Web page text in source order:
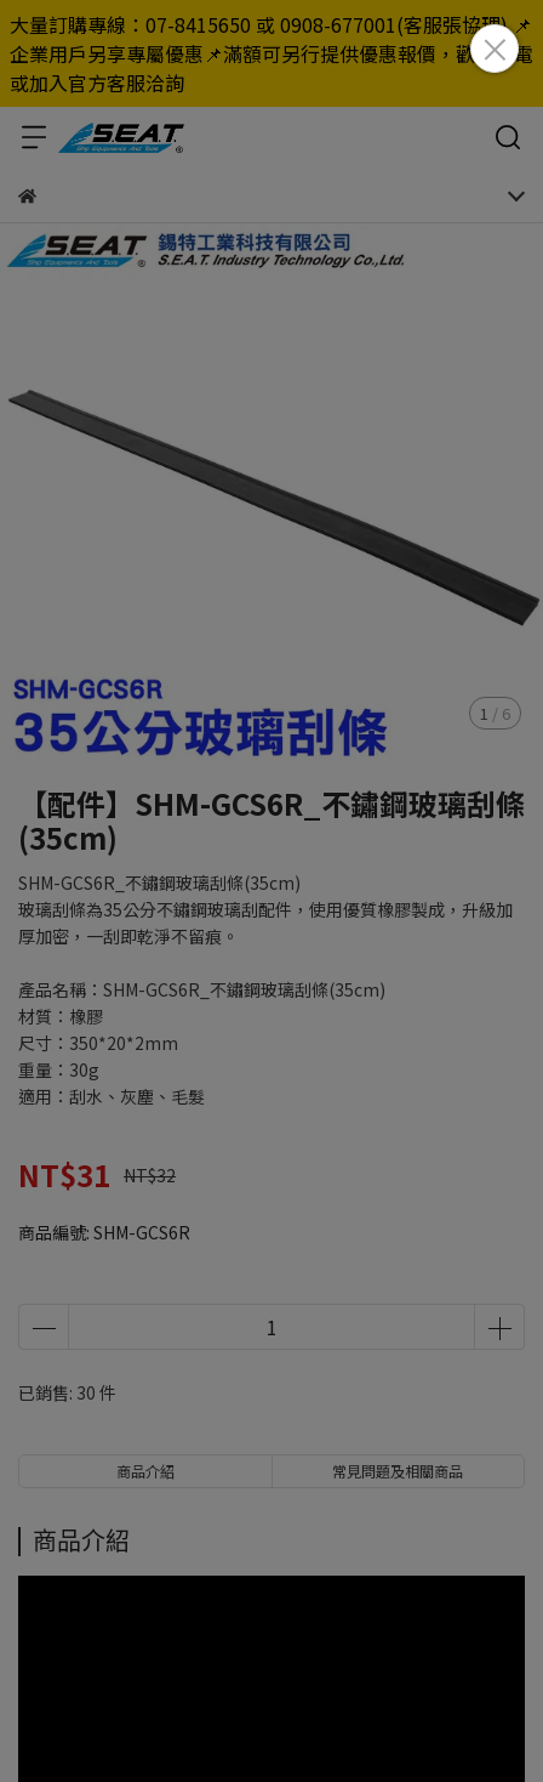
大量訂購專線：07-8415650 或 0908-677001(客服張協理) 📌
企業用戶另享專屬優惠📌滿額可另行提供優惠報價，歡迎來電
或加入官方客服洽詢
1 / 6
【配件】SHM-GCS6R_不鏽鋼玻璃刮條
(35cm)
SHM-GCS6R_不鏽鋼玻璃刮條(35cm)
玻璃刮條為35公分不鏽鋼玻璃刮配件，使用優質橡膠製成，升級加
厚加密，一刮即乾淨不留痕。
產品名稱：SHM-GCS6R_不鏽鋼玻璃刮條(35cm)
材質：橡膠
尺寸：350*20*2mm
重量：30g
適用：刮水、灰塵、毛髮
NT$31 NT$32
商品編號: SHM-GCS6R
已銷售: 30 件
商品介紹 常見問題及相關商品
商品介紹